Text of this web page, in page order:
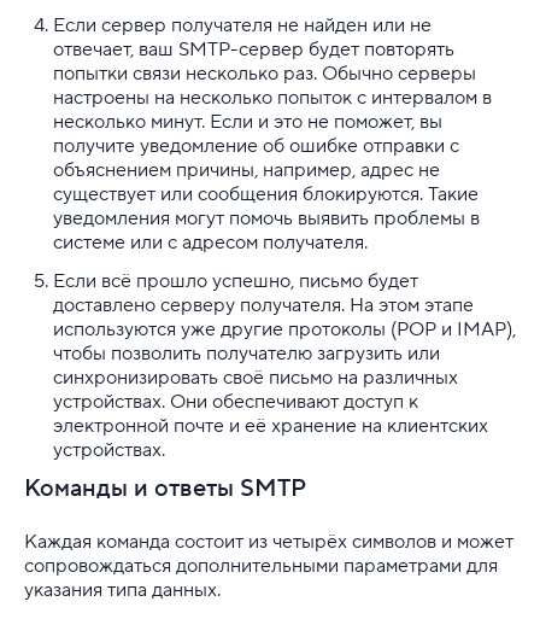
Полезная информация
Хостинг для начинающих
Если сервер получателя не найден или не
отвечает, ваш SMTP-сервер будет повторять
попытки связи несколько раз. Обычно серверы
настроены на несколько попыток с интервалом в
несколько минут. Если и это не поможет, вы
получите уведомление об ошибке отправки с
объяснением причины, например, адрес не
существует или сообщения блокируются. Такие
уведомления могут помочь выявить проблемы в
системе или с адресом получателя.
Если всё прошло успешно, письмо будет
доставлено серверу получателя. На этом этапе
используются уже другие протоколы (POP и IMAP),
чтобы позволить получателю загрузить или
синхронизировать своё письмо на различных
устройствах. Они обеспечивают доступ к
электронной почте и её хранение на клиентских
устройствах.
Команды и ответы SMTP
Каждая команда состоит из четырёх символов и может
сопровождаться дополнительными параметрами для
указания типа данных.